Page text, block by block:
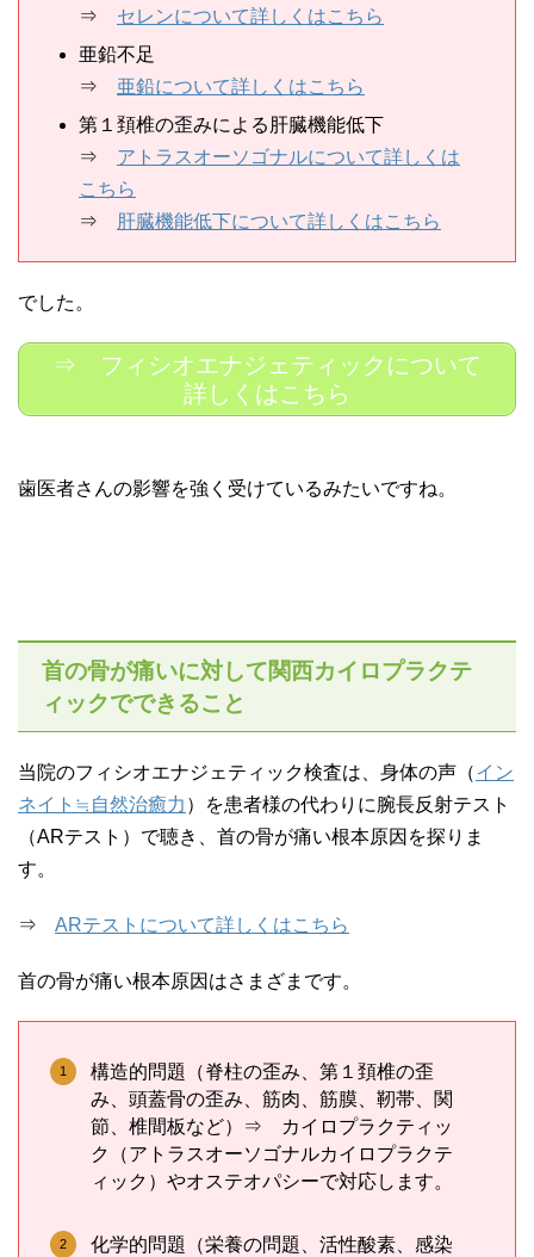
⇒ セレンについて詳しくはこちら
亜鉛不足
⇒ 亜鉛について詳しくはこちら
第１頚椎の歪みによる肝臓機能低下
⇒ アトラスオーソゴナルについて詳しくは
こちら
⇒
肝臓機能低下について詳しくはこちら
でした。
⇒ フィシオエナジェティックについて
詳しくはこちら
歯医者さんの影響を強く受けているみたいですね。
首の骨が痛いに対して関西カイロプラクテ
ィックでできること
当院のフィシオエナジェティック検査は、身体の声（イン
ネイト≒自然治癒力 ）を患者様の代わりに腕長反射テスト
（ARテスト）で聴き、首の骨が痛い根本原因を探りま
す。
⇒ ARテストについて詳しくはこちら
首の骨が痛い根本原因はさまざまです。
構造的問題（脊柱の歪み、第１頚椎の歪
み、頭蓋骨の歪み、筋肉、筋膜、靭帯、関
節、椎間板など）⇒ カイロプラクティッ
ク（アトラスオーソゴナルカイロプラクテ
ィック）やオステオパシーで対応します。
化学的問題（栄養の問題、活性酸素、感染